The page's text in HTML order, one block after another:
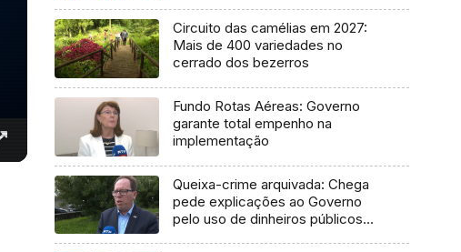
Circuito das camélias em 2027:
Mais de 400 variedades no
cerrado dos bezerros
Fundo Rotas Aéreas: Governo
garante total empenho na
implementação
Queixa-crime arquivada: Chega
pede explicações ao Governo
pelo uso de dinheiros públicos